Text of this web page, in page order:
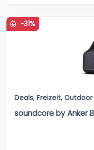
-31%
Deals, Freizeit, Outdoor
soundcore by Anker